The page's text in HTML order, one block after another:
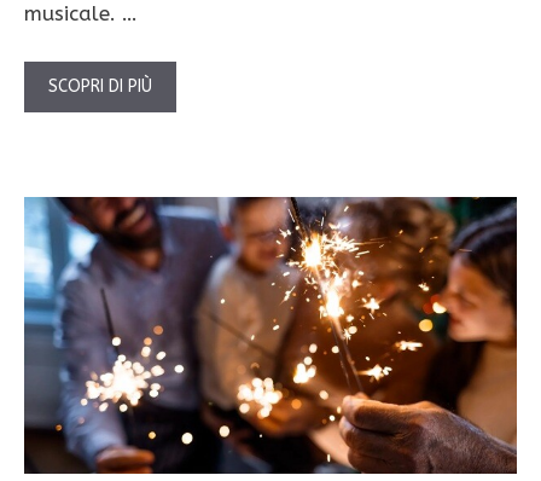
musicale. …
SCOPRI DI PIÙ